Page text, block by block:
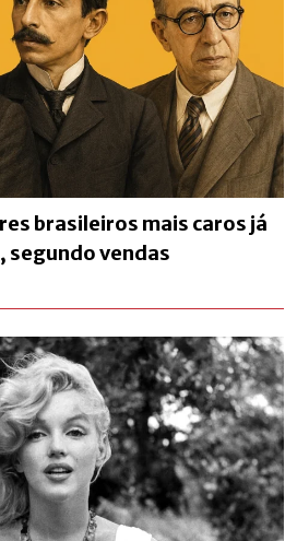
brasileiros mais caros já
segundo vendas